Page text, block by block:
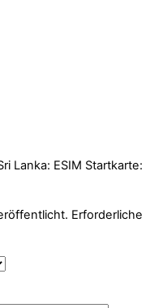
Lanka: ESIM Startkarte:
Erforderliche